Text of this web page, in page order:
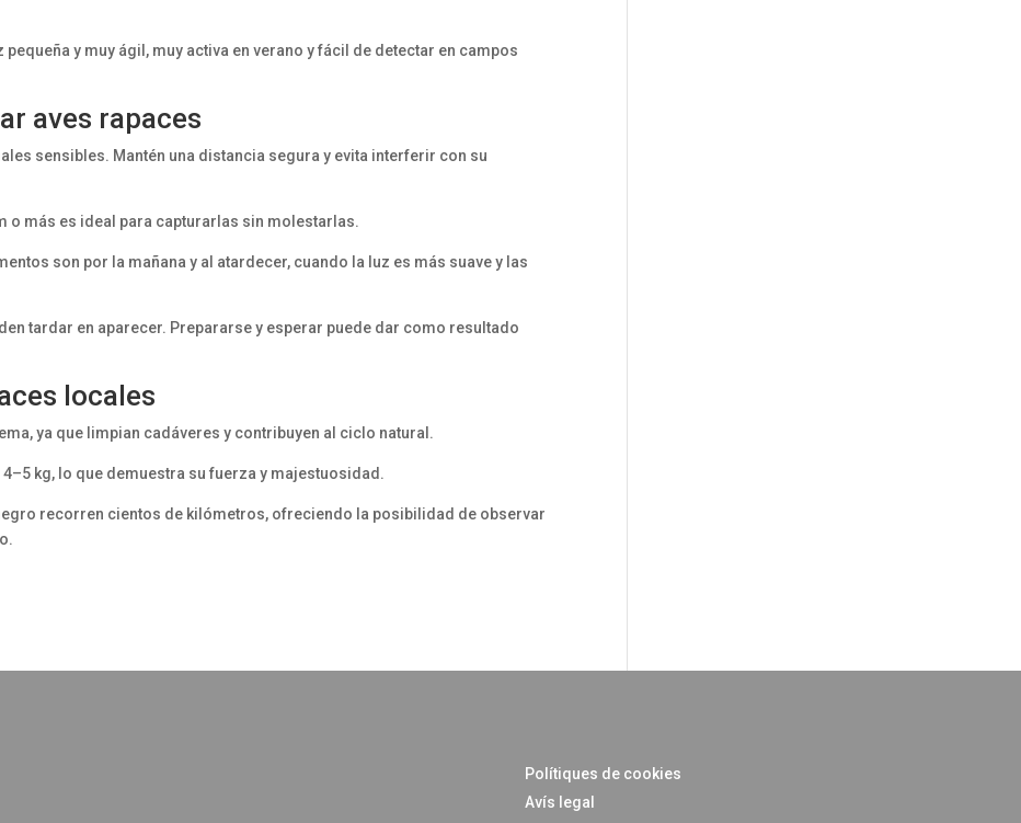
pequeña y muy ágil, muy activa en verano y fácil de detectar en campos
aves rapaces
sensibles. Mantén una distancia segura y evita interferir con su
o más es ideal para capturarlas sin molestarlas.
son por la mañana y al atardecer, cuando la luz es más suave y las
tardar en aparecer. Prepararse y esperar puede dar como resultado
locales
ya que limpian cadáveres y contribuyen al ciclo natural.
kg, lo que demuestra su fuerza y majestuosidad.
recorren cientos de kilómetros, ofreciendo la posibilidad de observar
Polítiques de cookies
Avís legal